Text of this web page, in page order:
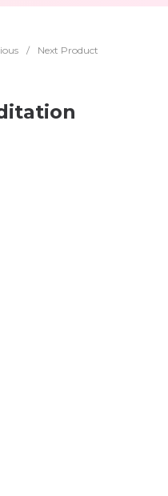
/ Next Product